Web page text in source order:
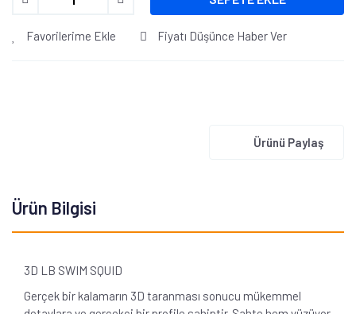
Favorilerime Ekle Fiyatı Düşünce Haber Ver
Ürünü Paylaş
Ürün Bilgisi
3D LB SWIM SQUID
Gerçek bir kalamarın 3D taranması sonucu mükemmel